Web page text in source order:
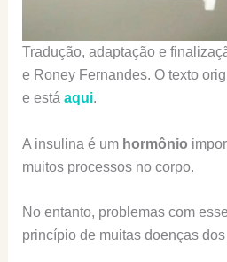
Tradução, adaptação e
e Roney Fernandes. O texto
e está aqui.
A insulina é um hormônio
muitos processos no corpo.
No entanto, problemas com
princípio de muitas doenças